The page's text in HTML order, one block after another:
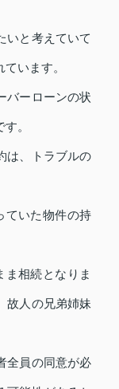
いと考えていて
います。
バーローンの状
。
は、トラブルの
ていた物件の持
ま相続となりま
故人の兄弟姉妹
全員の同意が必